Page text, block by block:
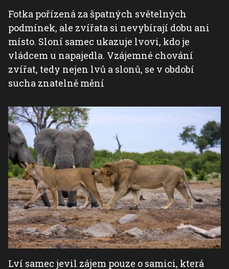
Fotka pořízená za špatných světelných
podmínek, ale zvířata si nevybírají dobu ani
místo. Sloní samec ukazuje lvovi, kdo je
vládcem u napajedla. Vzájemné chování
zvířat, tedy nejen lvů a slonů, se v období
sucha znatelně mění
Lví samec jevil zájem pouze o samici, která